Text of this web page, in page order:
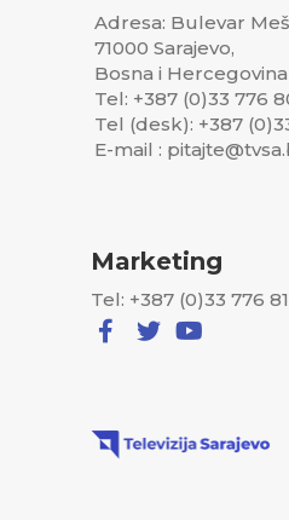
Adresa: Bulevar
71000 Sarajevo,
Bosna i Hercegovina
Tel: +387 (0)33 776
Tel (desk): +387
E-mail :
Marketing
Tel: +387 (0)33 776